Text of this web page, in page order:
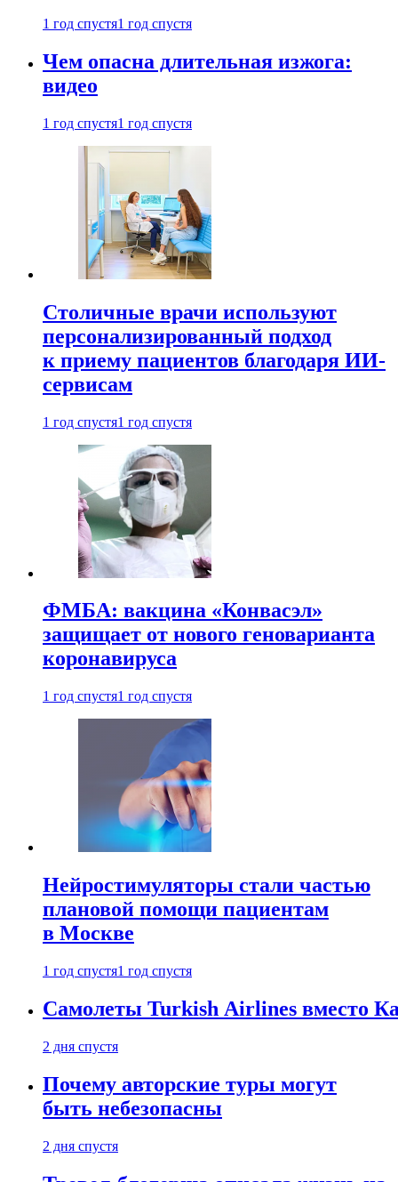
1 год спустя1 год спустя
Чем опасна длительная изжога:
видео
1 год спустя1 год спустя
Столичные врачи используют
персонализированный подход
к приему пациентов благодаря ИИ-
сервисам
1 год спустя1 год спустя
ФМБА: вакцина «Конвасэл»
защищает от нового геноварианта
коронавируса
1 год спустя1 год спустя
Нейростимуляторы стали частью
плановой помощи пациентам
в Москве
1 год спустя1 год спустя
Самолеты Turkish Airlines вместо
2 дня спустя
Почему авторские туры могут
быть небезопасны
2 дня спустя